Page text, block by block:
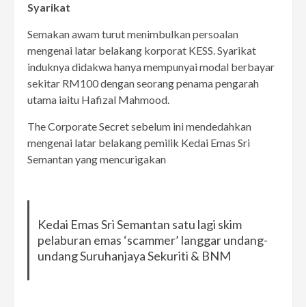
Syarikat
Semakan awam turut menimbulkan persoalan
mengenai latar belakang korporat KESS. Syarikat
induknya didakwa hanya mempunyai modal berbayar
sekitar RM100 dengan seorang penama pengarah
utama iaitu Hafizal Mahmood.
The Corporate Secret sebelum ini mendedahkan
mengenai latar belakang pemilik Kedai Emas Sri
Semantan yang mencurigakan
Kedai Emas Sri Semantan satu lagi skim
pelaburan emas ‘scammer’ langgar undang-
undang Suruhanjaya Sekuriti & BNM